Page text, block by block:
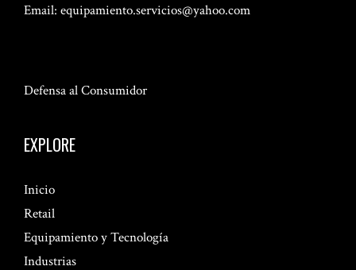
Email: equipamiento.servicios@yahoo.com
Defensa al Consumidor
EXPLORE
Inicio
Retail
Equipamiento y Tecnología
Industrias